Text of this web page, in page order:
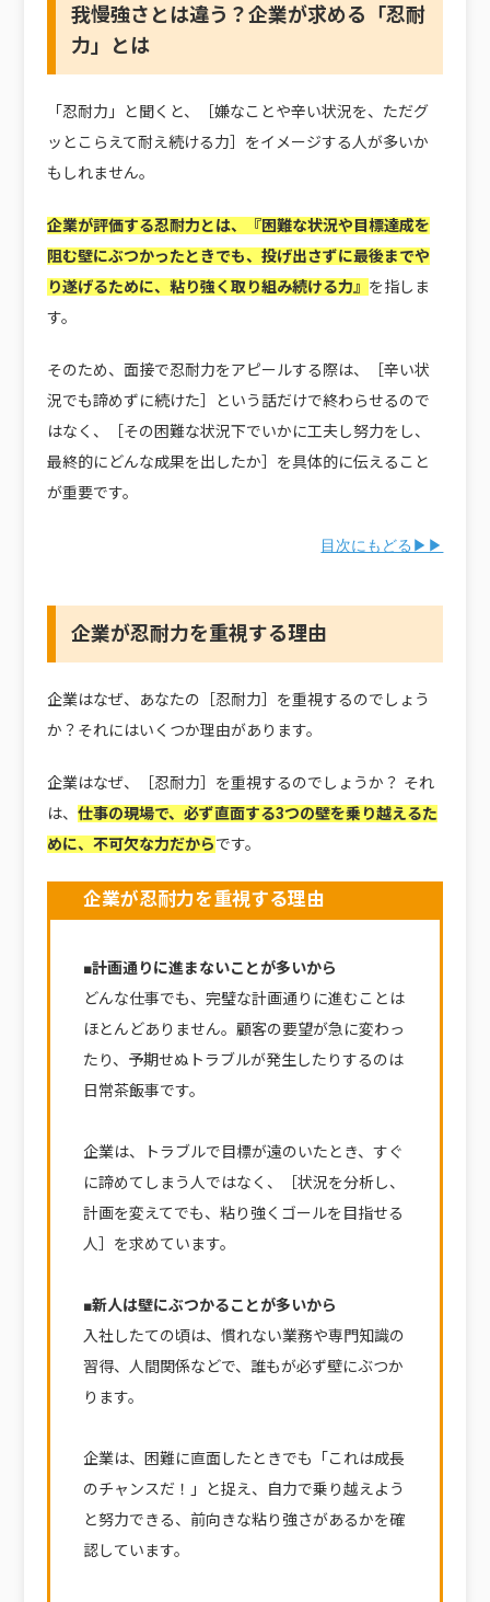
我慢強さとは違う？企業が求める「忍耐
力」とは
「忍耐力」と聞くと、［嫌なことや辛い状況を、ただグ
ッとこらえて耐え続ける力］をイメージする人が多いか
もしれません。
企業が評価する忍耐力とは、『困難な状況や目標達成を
阻む壁にぶつかったときでも、投げ出さずに最後までや
り遂げるために、粘り強く取り組み続ける力』 を指しま
す。
そのため、面接で忍耐力をアピールする際は、［辛い状
況でも諦めずに続けた］という話だけで終わらせるので
はなく、［その困難な状況下でいかに工夫し努力をし、
最終的にどんな成果を出したか］を具体的に伝えること
が重要です。
目次にもどる▶▶
企業が忍耐力を重視する理由
企業はなぜ、あなたの［忍耐力］を重視するのでしょう
か？それにはいくつか理由があります。
企業はなぜ、［忍耐力］を重視するのでしょうか？ それ
は、 仕事の現場で、必ず直面する3つの壁を乗り越えるた
めに、不可欠な力だからです。
企業が忍耐力を重視する理由
■計画通りに進まないことが多いから
どんな仕事でも、完璧な計画通りに進むことは
ほとんどありません。顧客の要望が急に変わっ
たり、予期せぬトラブルが発生したりするのは
日常茶飯事です。
企業は、トラブルで目標が遠のいたとき、すぐ
に諦めてしまう人ではなく、［状況を分析し、
計画を変えてでも、粘り強くゴールを目指せる
人］を求めています。
■新人は壁にぶつかることが多いから
入社したての頃は、慣れない業務や専門知識の
習得、人間関係などで、誰もが必ず壁にぶつか
ります。
企業は、困難に直面したときでも「これは成長
のチャンスだ！」と捉え、自力で乗り越えよう
と努力できる、前向きな粘り強さがあるかを確
認しています。